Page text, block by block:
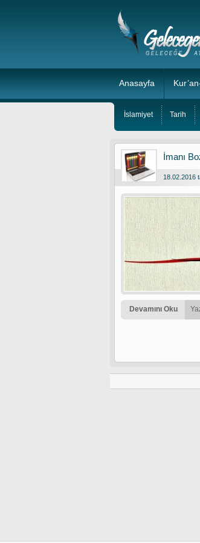
Anasayfa
İslamiyet Tarih
İmanı
18.02.2016
Devamını Oku